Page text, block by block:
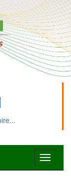
Toggle